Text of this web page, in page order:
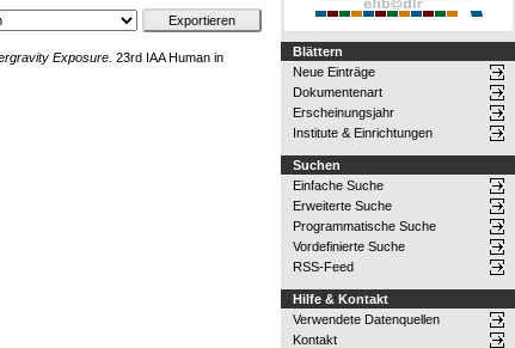
Exposure. 23rd IAA Human in
Blättern
Neue Einträge
Dokumentenart
Erscheinungsjahr
Institute & Einrichtungen
Suchen
Einfache Suche
Erweiterte Suche
Programmatische Suche
Vordefinierte Suche
RSS-Feed
Hilfe & Kontakt
Verwendete Datenquellen
Kontakt